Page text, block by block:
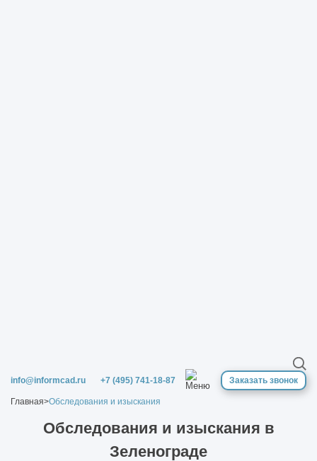
info@informcad.ru +7 (495) 741-18-87 Заказать звонок
Главная>Обследования и изыскания
Обследования и изыскания в
Зеленограде